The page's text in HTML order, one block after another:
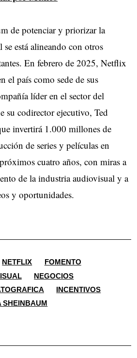
de potenciar y priorizar la
está alineando con otros
En febrero de 2025, Netflix
el país como sede de sus
líder en el sector del
su codirector ejecutivo, Ted
invertirá 1.000 millones de
de series y películas en
cuatro años, con miras a
de la industria audiovisual y a
y oportunidades.
NETFLIX
FOMENTO
NEGOCIOS
INCENTIVOS
SHEINBAUM